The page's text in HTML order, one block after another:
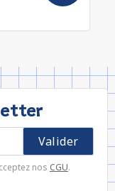
nos CGU.